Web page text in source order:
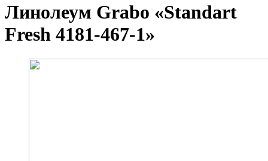
Линолеум Grabo «Standart
Fresh 4181-467-1»